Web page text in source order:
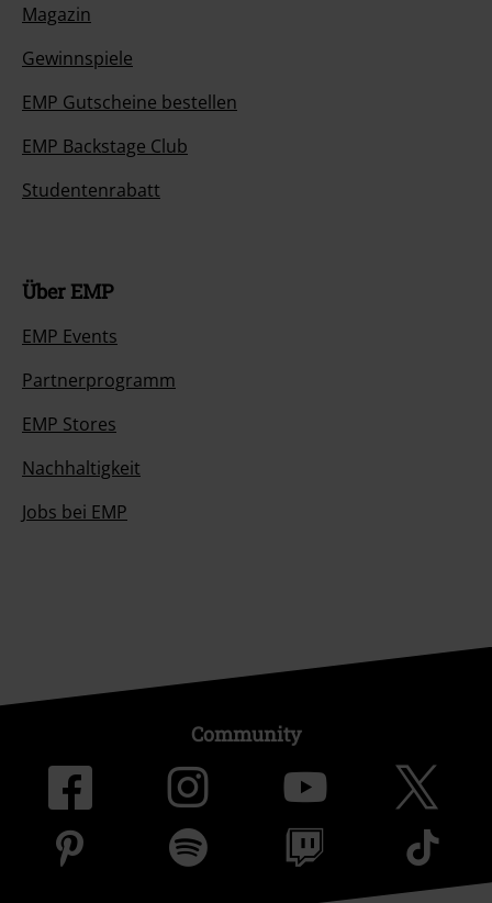
Magazin
Gewinnspiele
EMP Gutscheine bestellen
EMP Backstage Club
Studentenrabatt
Über EMP
EMP Events
Partnerprogramm
EMP Stores
Nachhaltigkeit
Jobs bei EMP
Community